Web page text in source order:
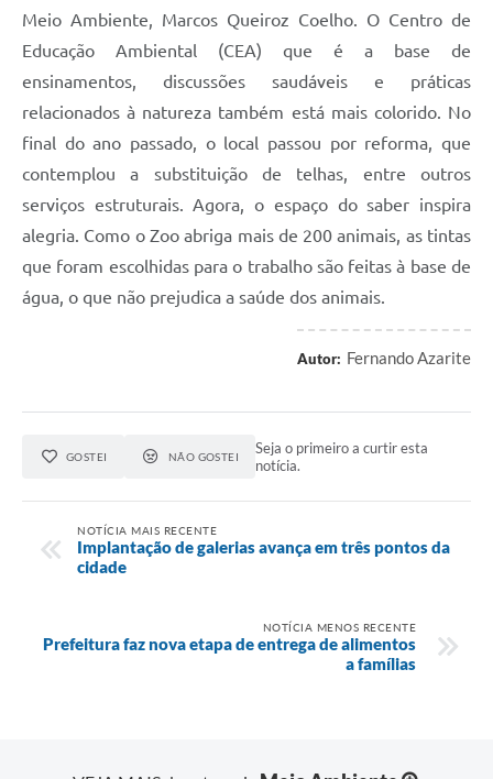
Meio Ambiente, Marcos Queiroz Coelho. O Centro de
Educação Ambiental (CEA) que é a base de
ensinamentos, discussões saudáveis e práticas
relacionados à natureza também está mais colorido. No
final do ano passado, o local passou por reforma, que
contemplou a substituição de telhas, entre outros
serviços estruturais. Agora, o espaço do saber inspira
alegria. Como o Zoo abriga mais de 200 animais, as tintas
que foram escolhidas para o trabalho são feitas à base de
água, o que não prejudica a saúde dos animais.
Autor: Fernando Azarite
GOSTEI NÃO GOSTEI
Seja o primeiro a curtir esta
notícia.
NOTÍCIA MAIS RECENTE
Implantação de galerias avança em três pontos da
cidade
NOTÍCIA MENOS RECENTE
Prefeitura faz nova etapa de entrega de alimentos
a famílias